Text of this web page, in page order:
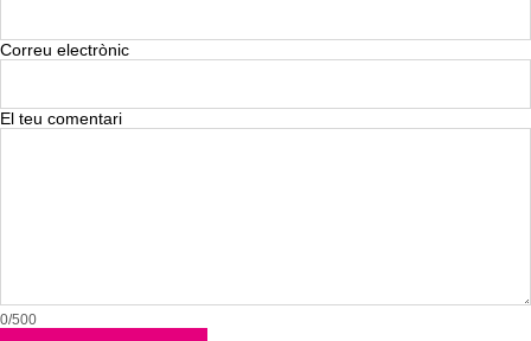
Correu electrònic
El teu comentari
0/500